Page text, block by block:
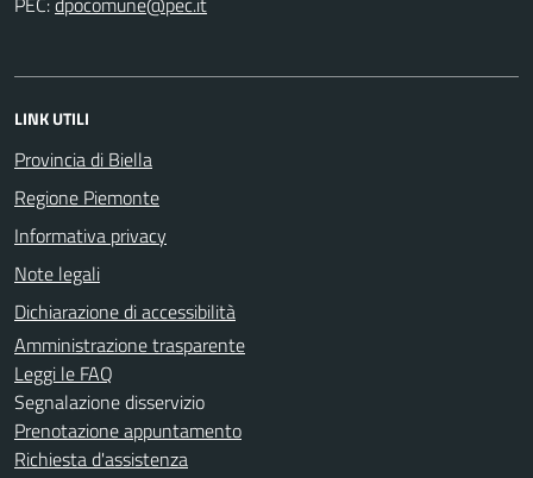
LINK UTILI
Provincia di Biella
Regione Piemonte
Informativa privacy
Note legali
Dichiarazione di accessibilità
Amministrazione trasparente
Leggi le FAQ
Segnalazione disservizio
Prenotazione appuntamento
Richiesta d'assistenza